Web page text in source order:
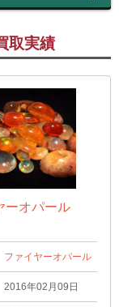
取実績
ーオパール
ファイヤーオパール
2016年02月09日